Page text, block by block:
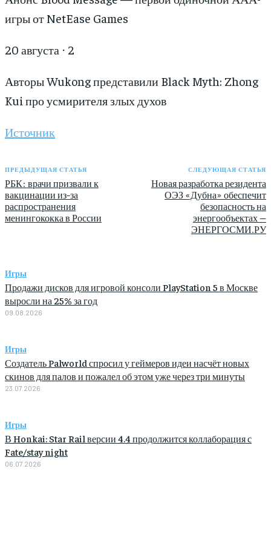
игры от NetEase Games
20 августа ⋅ 2
Авторы Wukong представили Black Myth: Zhong
Kui про усмирителя злых духов
Источник
ПРЕДЫДУЩАЯ СТАТЬЯ
РБК: врачи призвали к
вакцинации из-за
распространения
менингококка в России
СЛЕДУЮЩАЯ СТАТЬЯ
Новая разработка резидента
ОЭЗ «Дубна» обеспечит
безопасность на
энергообъектах —
ЭНЕРГОСМИ.РУ
Игры
Продажи дисков для игровой консоли PlayStation 5 в Москве
выросли на 25% за год
09.08.2026
Игры
Создатель Palworld спросил у геймеров идеи насчёт новых
скинов для палов и пожалел об этом уже через три минуты
23.07.2026
Игры
В Honkai: Star Rail версии 4.4 продолжится коллаборация с
Fate/stay night
06.07.2026